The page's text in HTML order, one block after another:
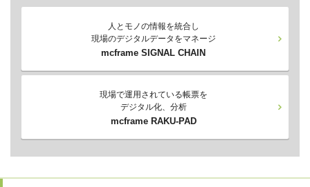
人とモノの情報を統合し
現場のデジタルデータをマネージ
mcframe SIGNAL CHAIN
現場で運用されている帳票を
デジタル化、分析
mcframe RAKU-PAD